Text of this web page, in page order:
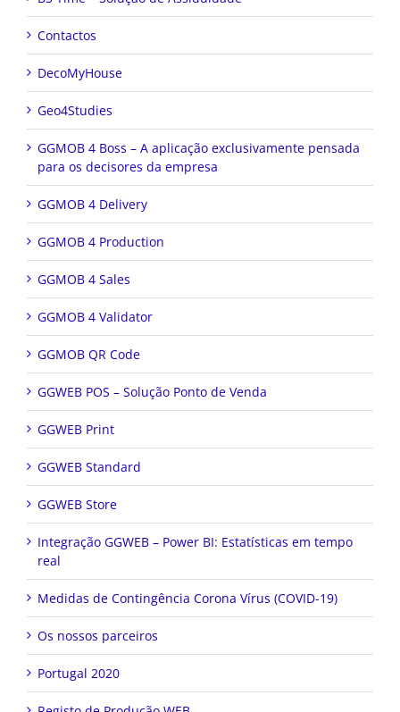
Contactos
DecoMyHouse
Geo4Studies
GGMOB 4 Boss – A aplicação exclusivamente pensada
para os decisores da empresa
GGMOB 4 Delivery
GGMOB 4 Production
GGMOB 4 Sales
GGMOB 4 Validator
GGMOB QR Code
GGWEB POS – Solução Ponto de Venda
GGWEB Print
GGWEB Standard
GGWEB Store
Integração GGWEB – Power BI: Estatísticas em tempo
real
Medidas de Contingência Corona Vírus (COVID-19)
Os nossos parceiros
Portugal 2020